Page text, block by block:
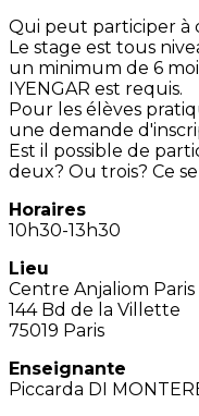
Qui peut participer à
Le stage est tous
un minimum de 6
IYENGAR est requis.
Pour les élèves
une demande
Est il possible de
deux? Ou trois? Ce
Horaires
10h30-13h30
Lieu
Centre Anjaliom Paris
144 Bd de la Villette
75019 Paris
Enseignante
Piccarda DI